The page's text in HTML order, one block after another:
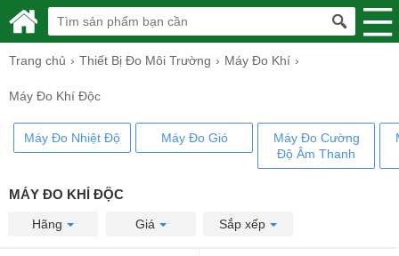
Trang chủ Thiết Bị Đo Môi Trường Máy Đo Khí
Máy Đo Khí Độc
Máy Đo Nhiệt Độ Máy Đo Gió
Máy Đo Cường
Độ Âm Thanh
MÁY ĐO KHÍ ĐỘC
Hãng Giá Sắp xếp